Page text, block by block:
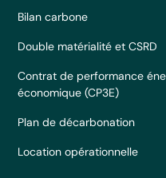
Bilan carbone
Double matérialité et CSRD
Contrat de performance
économique (CP3E)
Plan de décarbonation
Location opérationnelle